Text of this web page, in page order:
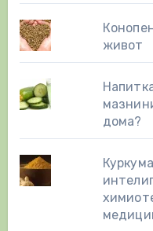
живот
дома?